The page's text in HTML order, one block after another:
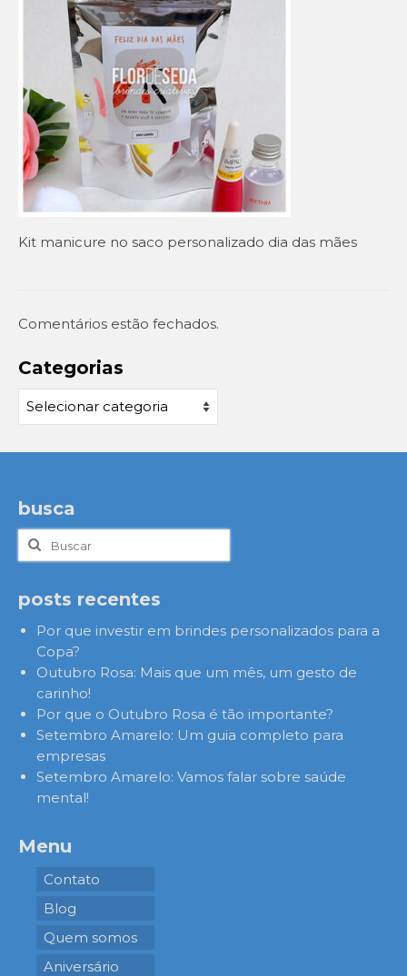
Setembro Amarelo
Outubro Rosa
Novembro Azul
Outras campanhas de prevenção
Copa do mundo 2026
Festa Caipira
QUEM SOMOS
EM DESTAQUE
Kit manicure no saco personalizado dia das mães
Comentários estão fechados.
Categorias
Categorias
busca
Buscar
por:
posts recentes
Por que investir em brindes personalizados para a
Copa?
Outubro Rosa: Mais que um mês, um gesto de
carinho!
Por que o Outubro Rosa é tão importante?
Setembro Amarelo: Um guia completo para
empresas
Setembro Amarelo: Vamos falar sobre saúde
mental!
Menu
Contato
Blog
Quem somos
Aniversário